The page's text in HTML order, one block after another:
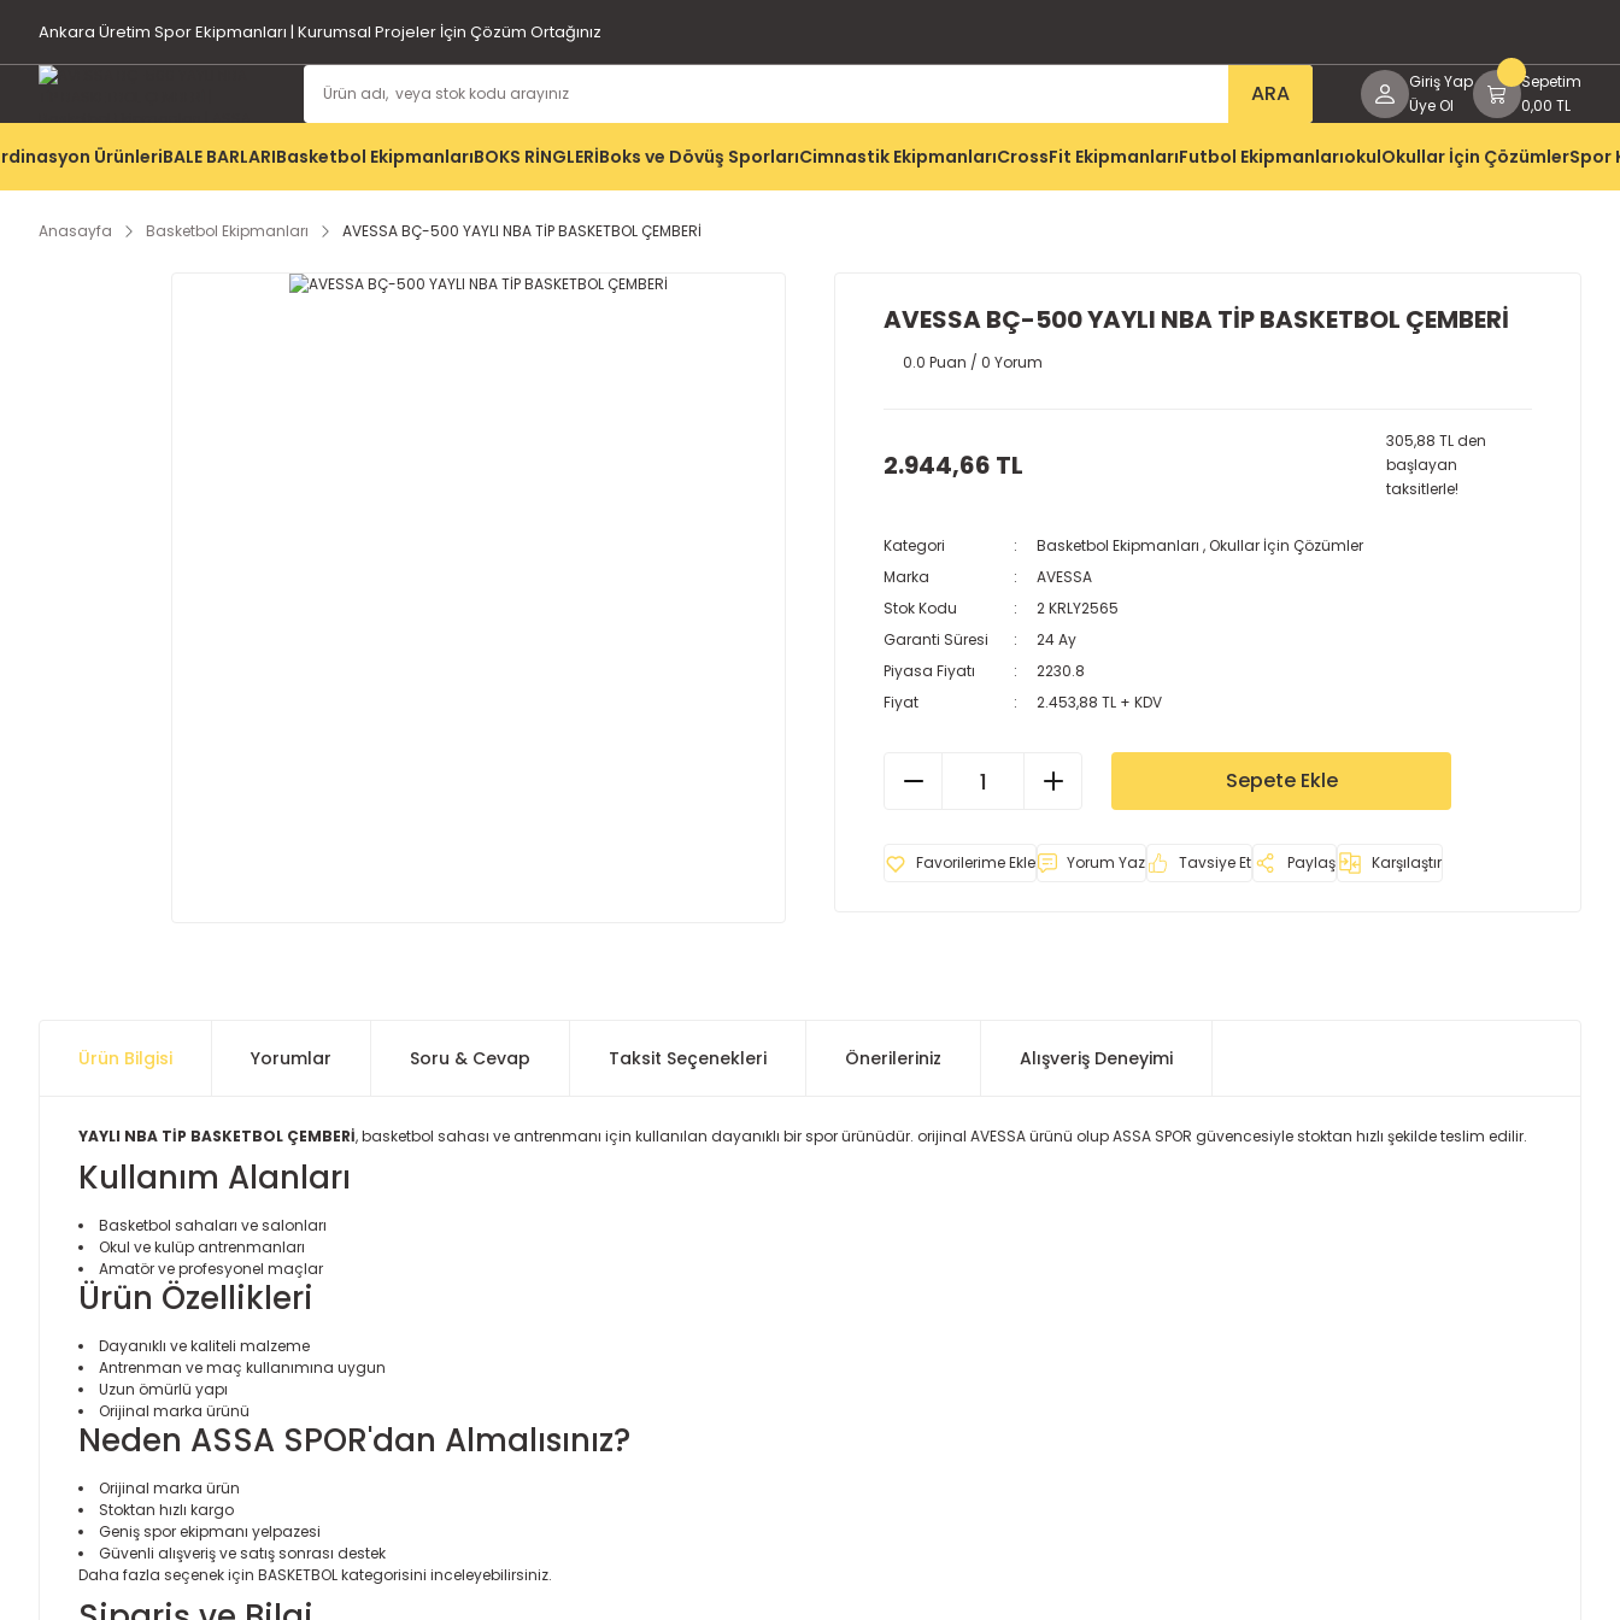
Ankara Üretim Spor Ekipmanları | Kurumsal Projeler İçin Çözüm Ortağınız
ARA
Giriş Yap
Üye Ol
Sepetim
0,00 TL
ÜrünleriBALE BARLARIBasketbol EkipmanlarıBOKS RİNGLERİBoks ve Dövüş SporlarıCimnastik EkipmanlarıCrossFit EkipmanlarıFutbol EkipmanlarıokulOkullar İçin ÇözümlerSpor
Anasayfa Basketbol Ekipmanları AVESSA BÇ-500 YAYLI NBA TİP BASKETBOL ÇEMBERİ
AVESSA BÇ-500 YAYLI NBA TİP BASKETBOL ÇEMBERİ
0.0 Puan / 0 Yorum
2.944,66 TL
305,88 TL den
başlayan
taksitlerle!
Kategori Basketbol Ekipmanları ,Okullar İçin Çözümler
Marka
AVESSA
Stok Kodu
2 KRLY2565
Garanti Süresi
24 Ay
Piyasa Fiyatı
2230.8
Fiyat
2.453,88 TL + KDV
Sepete Ekle
Yorum Yaz Tavsiye Et Paylaş Karşılaştır
Ürün Bilgisi Yorumlar Soru & Cevap Taksit Seçenekleri Önerileriniz Alışveriş Deneyimi
YAYLI NBA TİP BASKETBOL ÇEMBERİ, basketbol sahası ve antrenmanı için kullanılan dayanıklı bir spor ürünüdür. orijinal AVESSA ürünü olup ASSA SPOR güvencesiyle stoktan hızlı şekilde teslim edilir.
Kullanım Alanları
Basketbol sahaları ve salonları
Okul ve kulüp antrenmanları
Amatör ve profesyonel maçlar
Ürün Özellikleri
Dayanıklı ve kaliteli malzeme
Antrenman ve maç kullanımına uygun
Uzun ömürlü yapı
Orijinal marka ürünü
Neden ASSA SPOR'dan Almalısınız?
Orijinal marka ürün
Stoktan hızlı kargo
Geniş spor ekipmanı yelpazesi
Güvenli alışveriş ve satış sonrası destek
Daha fazla seçenek için BASKETBOLkategorisini inceleyebilirsiniz.